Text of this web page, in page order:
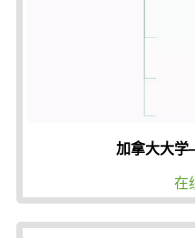
加拿大大
在